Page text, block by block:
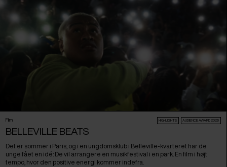
Film HIGHLIGHTS AUDIENCE AWARD 2026
BELLEVILLE BEATS
Det er sommer i Paris, og i en ungdomsklub i Belleville-kvarteret har de
unge fået en idé: De vil arrangere en musikfestival i en park. En film i højt
tempo, hvor den positive energi kommer indefra.